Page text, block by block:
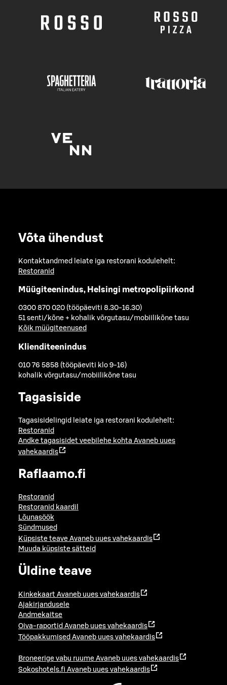
Võta ühendust
Kontaktandmed leiate iga restorani kodulehelt:
Restoranid
Müügiteenindus, Helsingi metropolipiirkond
0300 870 020 (tööpäeviti 8.30-16.30)
51 senti/kõne + kohalik võrgutasu/mobiilikõne tasu
Kõik müügiteenused
Klienditeenindus
010 76 5858 (tööpäeviti klo 9-16)
kohalik võrgutasu/mobiilikõne tasu
Tagasiside
Tagasisidelingid leiate iga restorani kodulehelt:
Restoranid
Andke tagasisidet veebilehe kohta Avaneb uues
vahekaardis
Raflaamo.fi
Restoranid
Restoranid kaardil
Lõunasöök
Sündmused
Küpsiste teave Avaneb uues vahekaardis
Muuda küpsiste sätteid
Üldine teave
Kinkekaart Avaneb uues vahekaardis
Ajakirjandusele
Andmekaitse
Oiva-raportid Avaneb uues vahekaardis
Tööpakkumised Avaneb uues vahekaardis
Broneerige vabu ruume Avaneb uues vahekaardis
Sokoshotels.fi Avaneb uues vahekaardis